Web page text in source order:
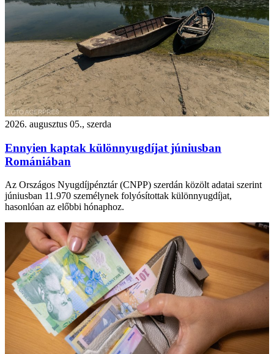
2026. augusztus 05., szerda
Ennyien kaptak különnyugdíjat júniusban
Romániában
Az Országos Nyugdíjpénztár (CNPP) szerdán közölt adatai szerint
júniusban 11.970 személynek folyósítottak különnyugdíjat,
hasonlóan az előbbi hónaphoz.